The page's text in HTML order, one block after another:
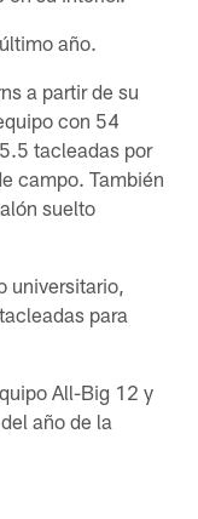
año.
a partir de su
con 54
tacleadas por
campo. También
suelto
universitario,
para
All-Big 12 y
año de la